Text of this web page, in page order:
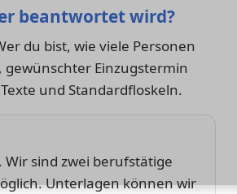
beantwortet wird?
du bist, wie viele Personen
Einzugstermin
und Standardfloskeln.
sind zwei berufstätige
Unterlagen können wir